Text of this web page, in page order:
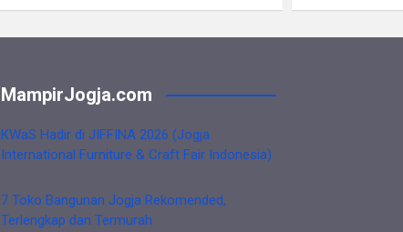
MampirJogja.com
KWaS Hadir di JIFFINA 2026 (Jogja
International Furniture & Craft Fair Indonesia)
7 Toko Bangunan Jogja Rekomended,
Terlengkap dan Termurah